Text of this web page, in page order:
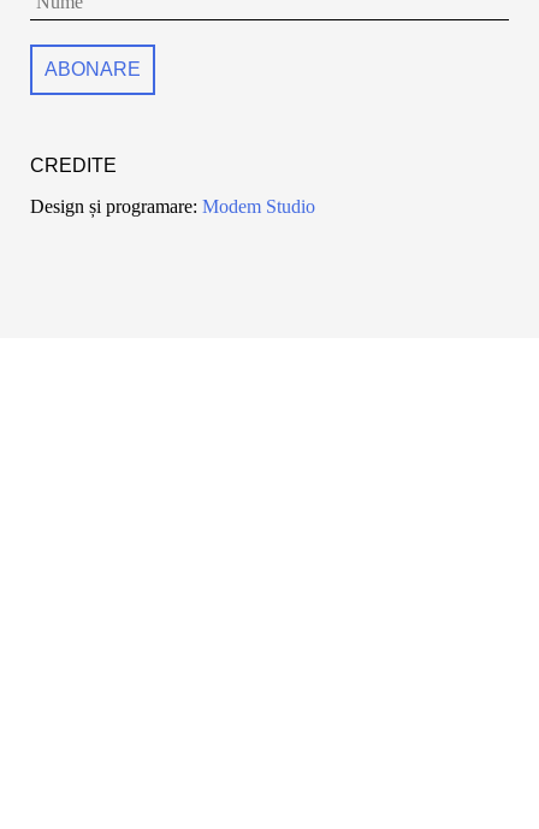
CREDITE
Design și programare: Modem Studio